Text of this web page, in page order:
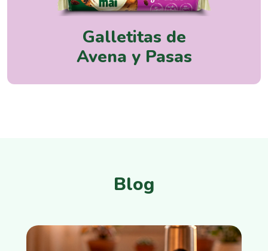
Galletitas de
Avena y Pasas
Blog